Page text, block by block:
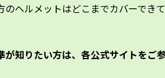
ヘルメットはどこまでカバーでき
知りたい方は、各公式サイトをご